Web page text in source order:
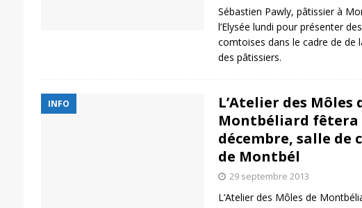
Sébastien Pawly, pâtissier à
l’Elysée lundi pour présenter
comtoises dans le cadre de de
des pâtissiers.
INFO
L’Atelier des Môles
Montbéliard fêtera
décembre, salle de
de Montbél
29 septembre 2013
L’Atelier des Môles de